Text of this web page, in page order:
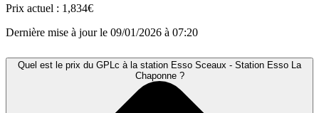
Prix actuel : 1,834€
Dernière mise à jour le 09/01/2026 à 07:20
Quel est le prix du GPLc à la station Esso Sceaux - Station Esso La
Chaponne ?